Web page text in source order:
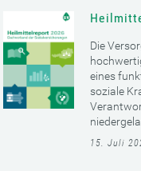
Die
eines
soziale
15. Juli